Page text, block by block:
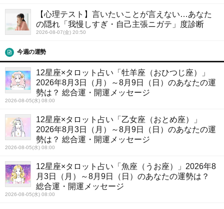
【心理テスト】言いたいことが言えない…あなた
の隠れ「我慢しすぎ・自己主張ニガテ」度診断
2026-08-07(金) 20:50
今週の運勢
12星座×タロット占い「牡羊座（おひつじ座）」
2026年8月3日（月）～8月9日（日）のあなたの運
勢は？ 総合運・開運メッセージ
2026-08-05(水) 08:00
12星座×タロット占い「乙女座（おとめ座）」
2026年8月3日（月）～8月9日（日）のあなたの運
勢は？ 総合運・開運メッセージ
2026-08-05(水) 08:00
12星座×タロット占い「魚座（うお座）」2026年8
月3日（月）～8月9日（日）のあなたの運勢は？
総合運・開運メッセージ
2026-08-05(水) 08:00